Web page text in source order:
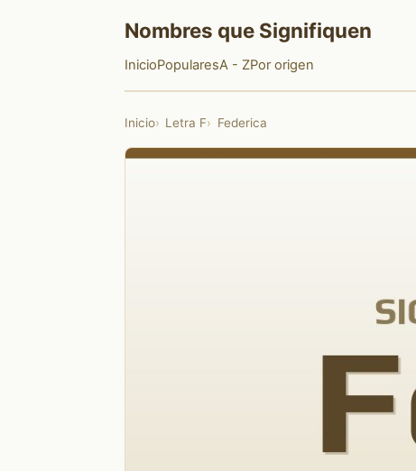
Nombres que Signifiquen
InicioPopularesA - ZPor origen
Inicio Letra F Federica